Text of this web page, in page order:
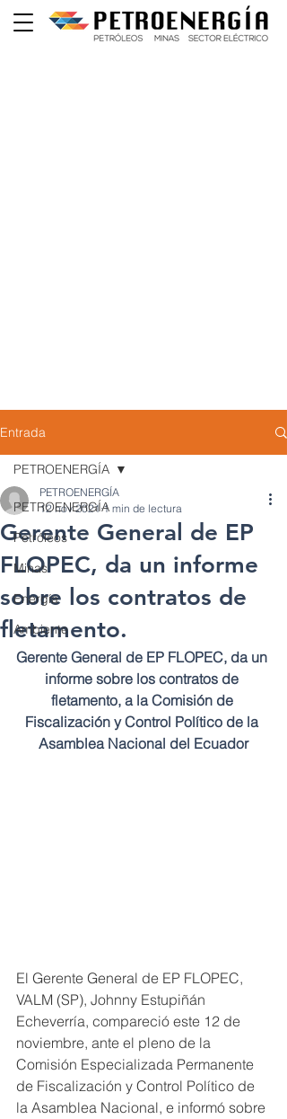
Entrada
PETROENERGÍA
Petróleos
Minas
Energía
Ambiente
PETROENERGÍA
Gerente General de EP
FLOPEC, da un informe
sobre los contratos de
fletamento.
PETROENERGÍA
12 nov 2021 1 min de lectura
Gerente General de EP FLOPEC, da un
informe sobre los contratos de
fletamento, a la Comisión de
Fiscalización y Control Político de la
Asamblea Nacional del Ecuador
El Gerente General de EP FLOPEC,
VALM (SP), Johnny Estupiñán
Echeverría, compareció este 12 de
noviembre, ante el pleno de la
Comisión Especializada Permanente
de Fiscalización y Control Político de
la Asamblea Nacional, e informó sobre